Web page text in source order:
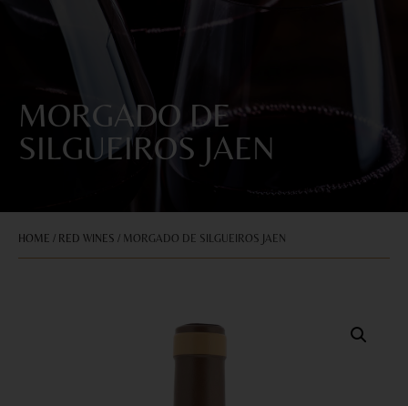
MORGADO DE
SILGUEIROS JAEN
HOME / RED WINES / MORGADO DE SILGUEIROS JAEN